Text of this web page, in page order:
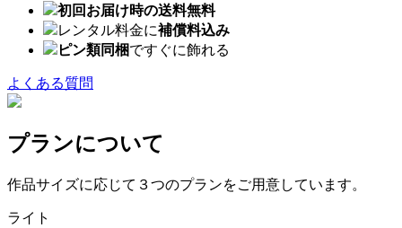
初回お届け時の送料無料
レンタル料金に補償料込み
ピン類同梱ですぐに飾れる
よくある質問
プランについて
作品サイズに応じて３つのプランをご用意しています。
ライト